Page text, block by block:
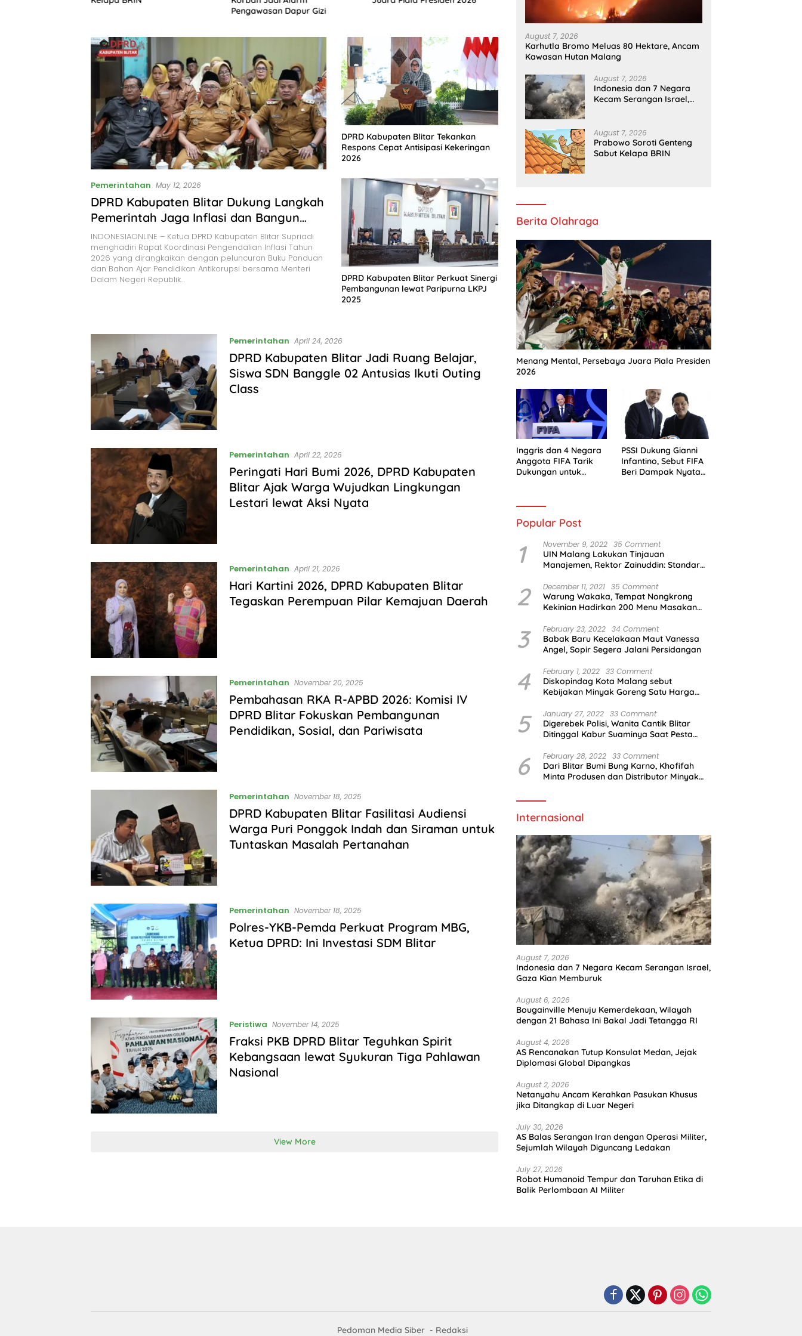
Pengawasan Dapur Gizi
Pemerintahan May 12, 2026
DPRD Kabupaten Blitar Dukung Langkah
Pemerintah Jaga Inflasi dan Bangun
Generasi Berintegritas
INDONESIAONLINE – Ketua DPRD Kabupaten Blitar Supriadi
menghadiri Rapat Koordinasi Pengendalian Inflasi Tahun
2026 yang dirangkaikan dengan peluncuran Buku Panduan
dan Bahan Ajar Pendidikan Antikorupsi bersama Menteri
Dalam Negeri Republik…
DPRD Kabupaten Blitar Tekankan
Respons Cepat Antisipasi Kekeringan
2026
DPRD Kabupaten Blitar Perkuat Sinergi
Pembangunan lewat Paripurna LKPJ
2025
Pemerintahan April 24, 2026
DPRD Kabupaten Blitar Jadi Ruang Belajar,
Siswa SDN Banggle 02 Antusias Ikuti Outing
Class
Pemerintahan April 22, 2026
Peringati Hari Bumi 2026, DPRD Kabupaten
Blitar Ajak Warga Wujudkan Lingkungan
Lestari lewat Aksi Nyata
Pemerintahan April 21, 2026
Hari Kartini 2026, DPRD Kabupaten Blitar
Tegaskan Perempuan Pilar Kemajuan Daerah
Pemerintahan November 20, 2025
Pembahasan RKA R-APBD 2026: Komisi IV
DPRD Blitar Fokuskan Pembangunan
Pendidikan, Sosial, dan Pariwisata
Pemerintahan November 18, 2025
DPRD Kabupaten Blitar Fasilitasi Audiensi
Warga Puri Ponggok Indah dan Siraman untuk
Tuntaskan Masalah Pertanahan
Pemerintahan November 18, 2025
Polres-YKB-Pemda Perkuat Program MBG,
Ketua DPRD: Ini Investasi SDM Blitar
Peristiwa November 14, 2025
Fraksi PKB DPRD Blitar Teguhkan Spirit
Kebangsaan lewat Syukuran Tiga Pahlawan
Nasional
View More
August 7, 2026
Karhutla Bromo Meluas 80 Hektare, Ancam
Kawasan Hutan Malang
August 7, 2026
Indonesia dan 7 Negara
Kecam Serangan Israel,
August 7, 2026
Prabowo Soroti Genteng
Sabut Kelapa BRIN
Berita Olahraga
Menang Mental, Persebaya Juara Piala Presiden
2026
Inggris dan 4 Negara
Anggota FIFA Tarik
Dukungan untuk
PSSI Dukung Gianni
Infantino, Sebut FIFA
Beri Dampak Nyata
Popular Post
1 November 9, 2022 35 Comment
UIN Malang Lakukan Tinjauan
Manajemen, Rektor Zainuddin: Standar
2 December 11, 2021 35 Comment
Warung Wakaka, Tempat Nongkrong
Kekinian Hadirkan 200 Menu Masakan
3 February 23, 2022 34 Comment
Babak Baru Kecelakaan Maut Vanessa
Angel, Sopir Segera Jalani Persidangan
4 February 1, 2022 33 Comment
Diskopindag Kota Malang sebut
Kebijakan Minyak Goreng Satu Harga
5 January 27, 2022 33 Comment
Digerebek Polisi, Wanita Cantik Blitar
Ditinggal Kabur Suaminya Saat Pesta
6 February 28, 2022 33 Comment
Dari Blitar Bumi Bung Karno, Khofifah
Minta Produsen dan Distributor Minyak
Internasional
August 7, 2026
Indonesia dan 7 Negara Kecam Serangan Israel,
Gaza Kian Memburuk
August 6, 2026
Bougainville Menuju Kemerdekaan, Wilayah
dengan 21 Bahasa Ini Bakal Jadi Tetangga RI
August 4, 2026
AS Rencanakan Tutup Konsulat Medan, Jejak
Diplomasi Global Dipangkas
August 2, 2026
Netanyahu Ancam Kerahkan Pasukan Khusus
jika Ditangkap di Luar Negeri
July 30, 2026
AS Balas Serangan Iran dengan Operasi Militer,
Sejumlah Wilayah Diguncang Ledakan
July 27, 2026
Robot Humanoid Tempur dan Taruhan Etika di
Balik Perlombaan AI Militer
Pedoman Media Siber Redaksi